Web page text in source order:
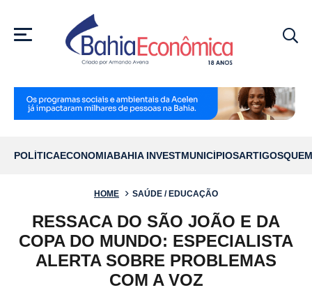
MENU
POLÍTICAECONOMIABAHIA INVESTMUNICÍPIOSARTIGOS
HOME SAÚDE / EDUCAÇÃO
RESSACA DO SÃO JOÃO E DA
COPA DO MUNDO: ESPECIALISTA
ALERTA SOBRE PROBLEMAS
COM A VOZ